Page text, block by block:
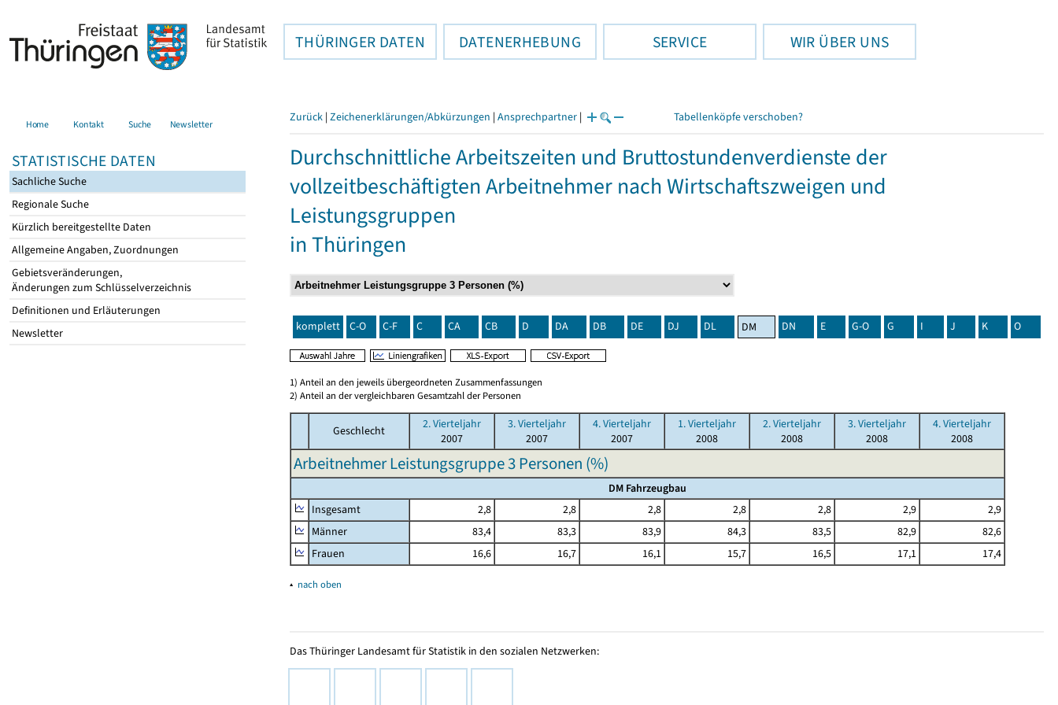
THÜRINGER DATEN DATENERHEBUNG SERVICE WIR ÜBER UNS
Home Kontakt Suche Newsletter
STATISTISCHE DATEN
Sachliche Suche
Regionale Suche
Kürzlich bereitgestellte Daten
Allgemeine Angaben, Zuordnungen
Gebietsveränderungen,
Änderungen zum Schlüsselverzeichnis
Definitionen und Erläuterungen
Newsletter
Zurück | Zeichenerklärungen/Abkürzungen | Ansprechpartner | Tabellenköpfe verschoben?
Durchschnittliche Arbeitszeiten und Bruttostundenverdienste der
vollzeitbeschäftigten Arbeitnehmer nach Wirtschaftszweigen und
Leistungsgruppen
in Thüringen
komplett C-O C-F C CA CB D DA DB DE DJ DL DM DN E G-O G I J K O
1) Anteil an den jeweils übergeordneten Zusammenfassungen
2) Anteil an der vergleichbaren Gesamtzahl der Personen
Geschlecht
2. Vierteljahr
2007
3. Vierteljahr
2007
4. Vierteljahr
2007
1. Vierteljahr
2008
2. Vierteljahr
2008
3. Vierteljahr
2008
4. Vierteljahr
2008
Arbeitnehmer Leistungsgruppe 3 Personen (%)
DM Fahrzeugbau
Insgesamt
2,8 2,8 2,8 2,8 2,8 2,9
2,9
Männer
83,4 83,3 83,9 84,3 83,5 82,9
82,6
Frauen
16,6 16,7 16,1 15,7 16,5 17,1 17,4
▴ nach oben
Das Thüringer Landesamt für Statistik in den sozialen Netzwerken: